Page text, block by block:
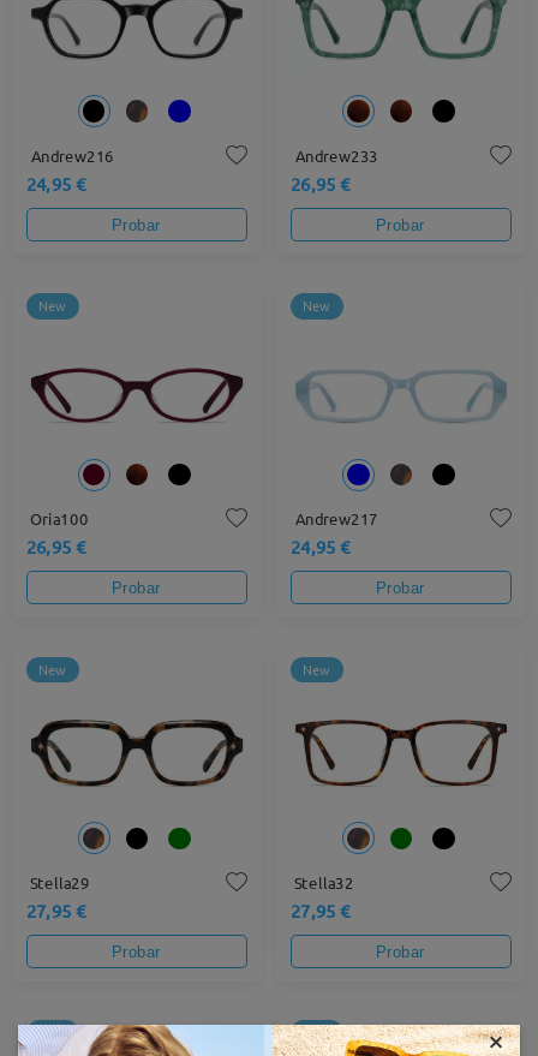
Andrew216
24,95 €
Probar
Andrew233
26,95 €
Probar
New
Oria100
26,95 €
Probar
New
Andrew217
24,95 €
Probar
New
Stella29
27,95 €
Probar
New
Stella32
27,95 €
Probar
New New ×